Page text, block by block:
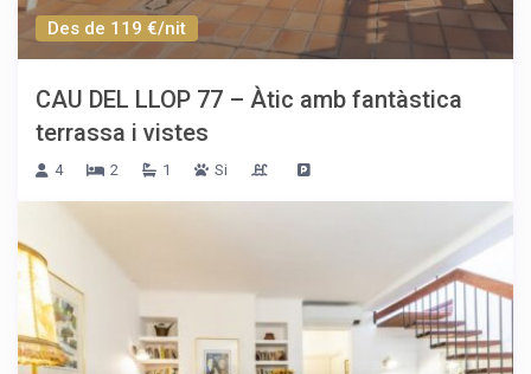
Des de 119 €/nit
CAU DEL LLOP 77 – Àtic amb fantàstica
terrassa i vistes
4 2 1 Si